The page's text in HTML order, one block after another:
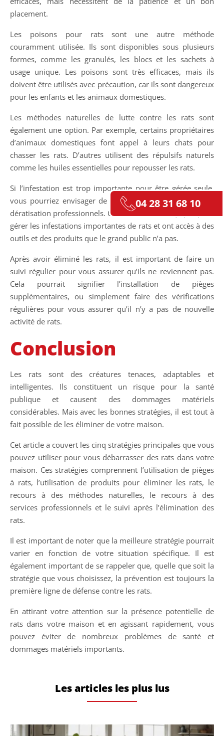
placement.
Les poisons pour rats sont une autre méthode
couramment utilisée. Ils sont disponibles sous plusieurs
formes, comme les granulés, les blocs et les sachets à
usage unique. Les poisons sont très efficaces, mais ils
doivent être utilisés avec précaution, car ils sont dangereux
pour les enfants et les animaux domestiques.
Les méthodes naturelles de lutte contre les rats sont
également une option. Par exemple, certains propriétaires
d’animaux domestiques font appel à leurs chats pour
chasser les rats. D’autres utilisent des répulsifs naturels
comme les huiles essentielles pour repousser les rats.
Si l’infestation est trop importante pour être gérée seule,
vous pourriez envisager de faire appel à des services de
dératisation professionnels. Ces services sont équipés pour
gérer les infestations importantes de rats et ont accès à des
outils et des produits que le grand public n’a pas.
Après avoir éliminé les rats, il est important de faire un
suivi régulier pour vous assurer qu’ils ne reviennent pas.
Cela pourrait signifier l’installation de pièges
supplémentaires, ou simplement faire des vérifications
régulières pour vous assurer qu’il n’y a pas de nouvelle
activité de rats.
Conclusion
Les rats sont des créatures tenaces, adaptables et
intelligentes. Ils constituent un risque pour la santé
publique et causent des dommages matériels
considérables. Mais avec les bonnes stratégies, il est tout à
fait possible de les éliminer de votre maison.
Cet article a couvert les cinq stratégies principales que vous
pouvez utiliser pour vous débarrasser des rats dans votre
maison. Ces stratégies comprennent l’utilisation de pièges
à rats, l’utilisation de produits pour éliminer les rats, le
recours à des méthodes naturelles, le recours à des
services professionnels et le suivi après l’élimination des
rats.
Il est important de noter que la meilleure stratégie pourrait
varier en fonction de votre situation spécifique. Il est
également important de se rappeler que, quelle que soit la
stratégie que vous choisissez, la prévention est toujours la
première ligne de défense contre les rats.
En attirant votre attention sur la présence potentielle de
rats dans votre maison et en agissant rapidement, vous
pouvez éviter de nombreux problèmes de santé et
dommages matériels importants.
Les articles les plus lus
04 28 31 68 10